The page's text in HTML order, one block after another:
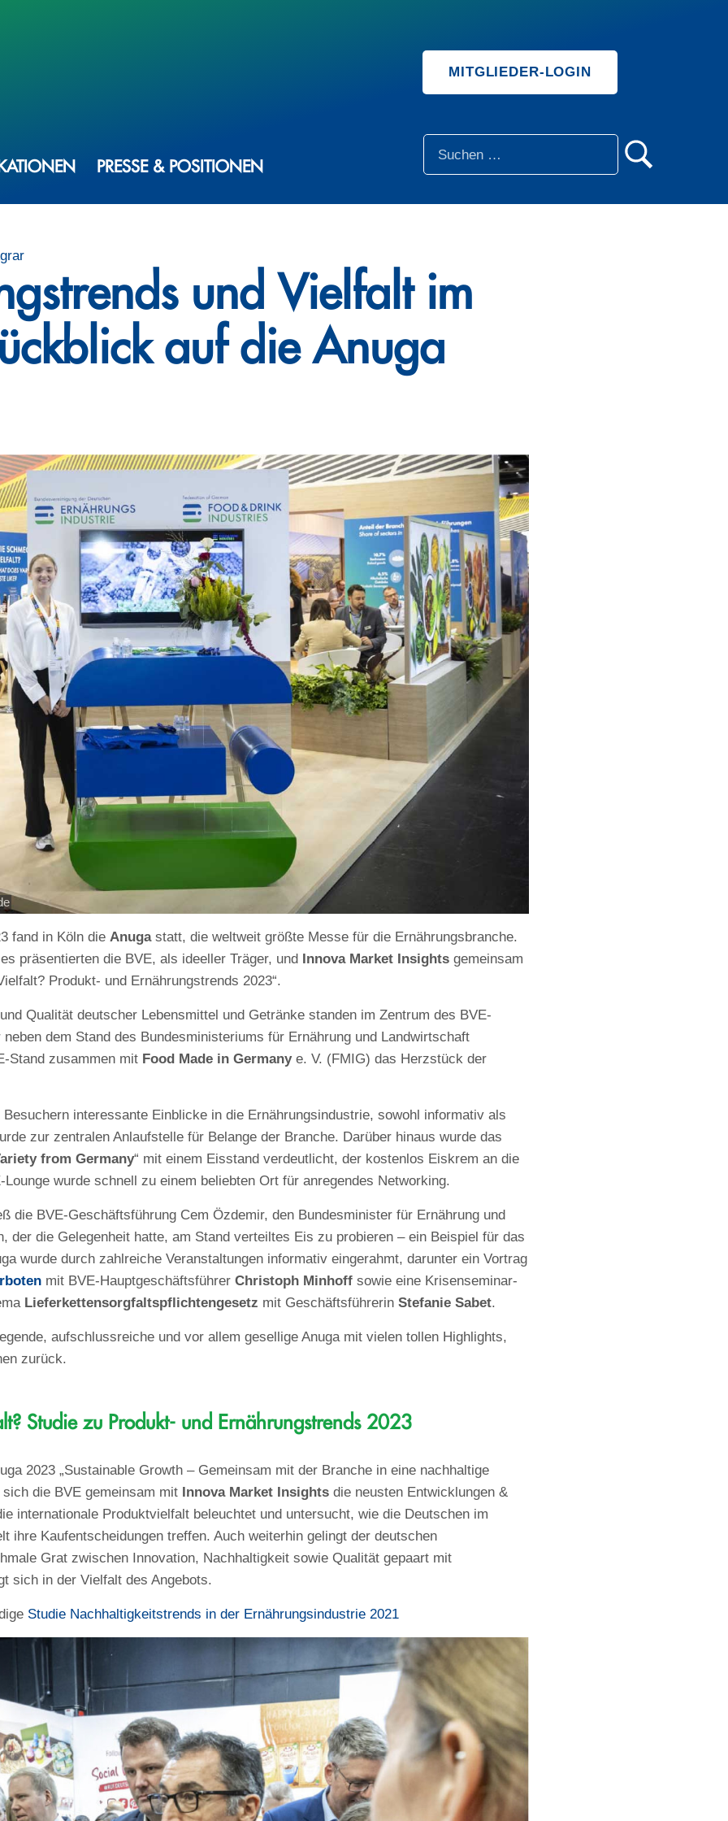
MITGLIEDER-LOGIN
PRESSE & POSITIONEN
und Vielfalt im
auf die Anuga
fand in Köln die Anugastatt, die weltweit größte Messe für die Ernährungsbranche.
präsentierten die BVE, als ideeller Träger, und Innova Market Insightsgemeinsam
Produkt- und Ernährungstrends 2023“.
Qualität deutscher Lebensmittel und Getränke standen im Zentrum des BVE-
dem Stand des Bundesministeriums für Ernährung und Landwirtschaft
Stand zusammen mit Food Made in Germanye. V. (FMIG) das Herzstück der
interessante Einblicke in die Ernährungsindustrie, sowohl informativ als
zur zentralen Anlaufstelle für Belange der Branche. Darüber hinaus wurde das
from Germany“ mit einem Eisstand verdeutlicht, der kostenlos Eiskrem an die
wurde schnell zu einem beliebten Ort für anregendes Networking.
die BVE-Geschäftsführung Cem Özdemir, den Bundesminister für Ernährung und
der die Gelegenheit hatte, am Stand verteiltes Eis zu probieren – ein Beispiel für das
wurde durch zahlreiche Veranstaltungen informativ eingerahmt, darunter ein Vortrag
mit BVE-Hauptgeschäftsführer Christoph Minhoff sowie eine Krisenseminar-
Lieferkettensorgfaltspflichtengesetz mit Geschäftsführerin Stefanie Sabet.
aufschlussreiche und vor allem gesellige Anuga mit vielen tollen Highlights,
zurück.
Studie zu Produkt- und Ernährungstrends 2023
2023 „Sustainable Growth – Gemeinsam mit der Branche in eine nachhaltige
die BVE gemeinsam mit Innova Market Insightsdie neusten Entwicklungen &
internationale Produktvielfalt beleuchtet und untersucht, wie die Deutschen im
ihre Kaufentscheidungen treffen. Auch weiterhin gelingt der deutschen
Grat zwischen Innovation, Nachhaltigkeit sowie Qualität gepaart mit
sich in der Vielfalt des Angebots.
Studie Nachhaltigkeitstrends in der Ernährungsindustrie 2021